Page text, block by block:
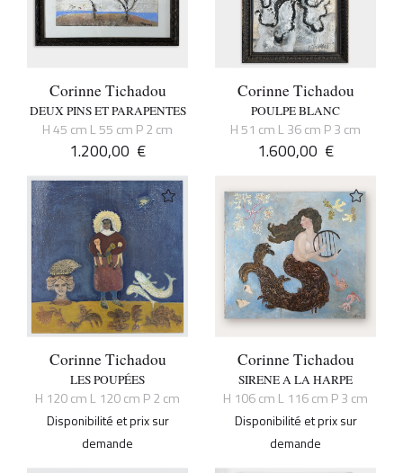
Corinne Tichadou
DEUX PINS ET PARAPENTES
H 45 cm L 55 cm P 2 cm
1.200,00 €
Corinne Tichadou
POULPE BLANC
H 51 cm L 36 cm P 3 cm
1.600,00 €
Corinne Tichadou
LES POUPÉES
H 120 cm L 120 cm P 2 cm
Disponibilité et prix sur
demande
Corinne Tichadou
SIRENE A LA HARPE
H 106 cm L 116 cm P 3 cm
Disponibilité et prix sur
demande